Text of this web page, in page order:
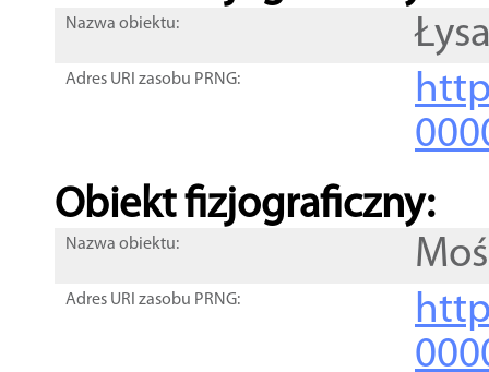
Nazwa obiektu:
Adres URI zasobu PRNG:
Obiekt fizjograficzny:
Nazwa obiektu:
Adres URI zasobu PRNG: